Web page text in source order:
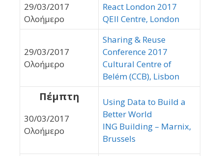
29/03/2017
Ολοήμερο
React London 2017
QEII Centre, London
29/03/2017
Ολοήμερο
Sharing & Reuse
Conference 2017
Cultural Centre of
Belém (CCB), Lisbon
Πέμπτη
30/03/2017
Ολοήμερο
Using Data to Build a
Better World
ING Building – Marnix,
Brussels